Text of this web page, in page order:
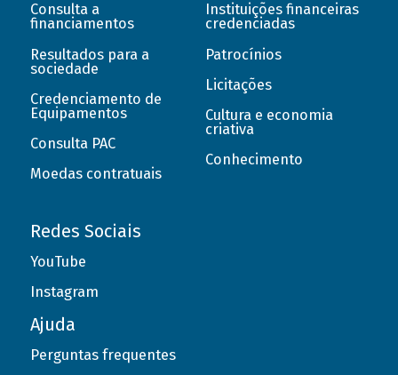
Consulta a
financiamentos
Resultados para a
sociedade
Credenciamento de
Equipamentos
Consulta PAC
Moedas contratuais
Instituições financeiras
credenciadas
Patrocínios
Licitações
Cultura e economia
criativa
Conhecimento
Redes Sociais
YouTube
Instagram
Ajuda
Perguntas frequentes